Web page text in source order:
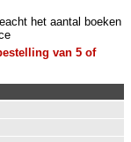
het aantal boeken
van 5 of